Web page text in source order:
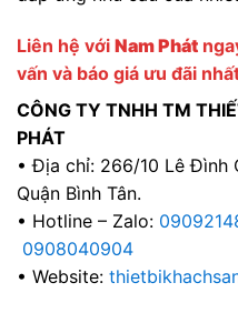
Liên hệ với Nam Phát
vấn và báo giá ưu đãi
CÔNG TY TNHH TM
PHÁT
• Địa chỉ: 266/10 Lê Đình
Quận Bình Tân.
• Hotline – Zalo:
0908040904
• Website: